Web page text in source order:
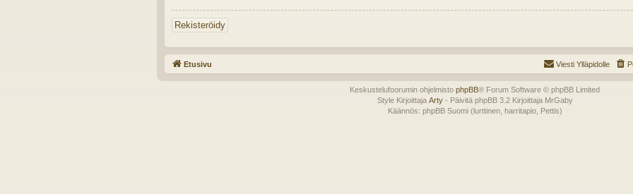
Rekisteröidy
Etusivu Viesti Ylläpidolle
Keskustelufoorumin ohjelmisto phpBB® Forum Software © phpBB Limited
Style Kirjoittaja Arty- Päivitä phpBB 3.2 Kirjoittaja MrGaby
Käännös: phpBB Suomi (lurttinen, harritapio, Pettis)